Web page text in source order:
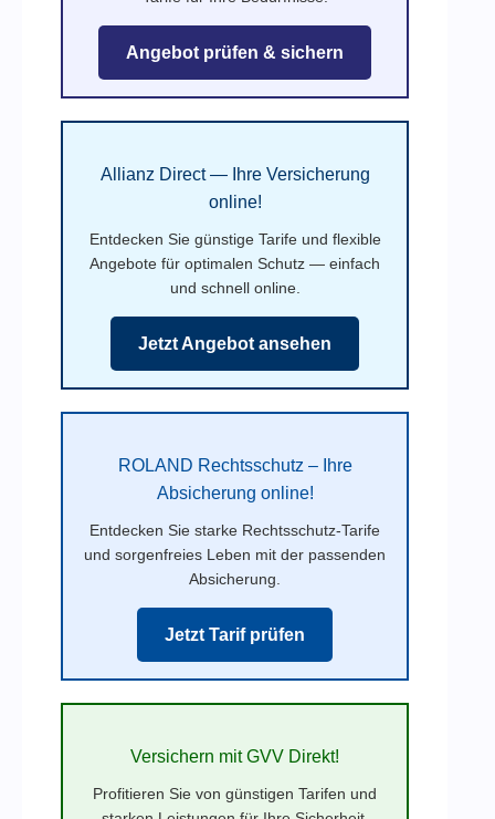
Angebot prüfen & sichern
Allianz Direct — Ihre Versicherung
online!
Entdecken Sie günstige Tarife und flexible
Angebote für optimalen Schutz — einfach
und schnell online.
Jetzt Angebot ansehen
ROLAND Rechtsschutz – Ihre
Absicherung online!
Entdecken Sie starke Rechtsschutz-Tarife
und sorgenfreies Leben mit der passenden
Absicherung.
Jetzt Tarif prüfen
Versichern mit GVV Direkt!
Profitieren Sie von günstigen Tarifen und